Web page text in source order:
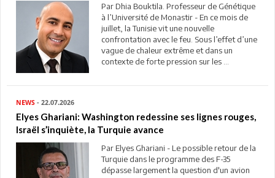
Par Dhia Bouktila. Professeur de Génétique
à l’Université de Monastir - En ce mois de
juillet, la Tunisie vit une nouvelle
confrontation avec le feu. Sous l’effet d’une
vague de chaleur extrême et dans un
contexte de forte pression sur les ...
NEWS - 22.07.2026
Elyes Ghariani: Washington redessine ses lignes rouges,
Israël s’inquiète, la Turquie avance
Par Elyes Ghariani - Le possible retour de la
Turquie dans le programme des F-35
dépasse largement la question d'un avion